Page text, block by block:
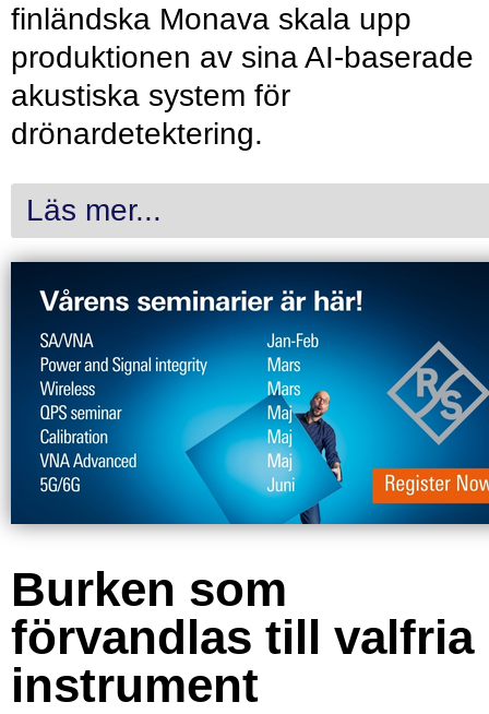
finländska Monava skala upp
produktionen av sina AI-baserade
akustiska system för
drönardetektering.
Läs mer...
Burken som
förvandlas till valfria
instrument